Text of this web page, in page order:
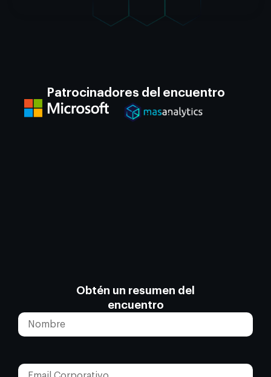
Patrocinadores del encuentro
Obtén un resumen del
encuentro